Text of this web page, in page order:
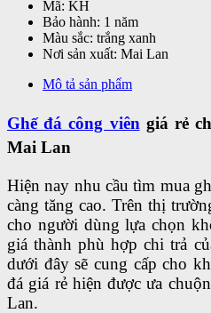
Mã: KH
Bảo hành: 1 năm
Màu sắc: trắng xanh
Nơi sản xuất: Mai Lan
Mô tả sản phẩm
Ghế đá công viên giá rẻ
Mai Lan
Hiện nay nhu cầu tìm mua
càng tăng cao. Trên thị
cho người dùng lựa chọn
giá thành phù hợp chi trả
dưới đây sẽ cung cấp cho
đá giá rẻ hiện được ưa
Lan.